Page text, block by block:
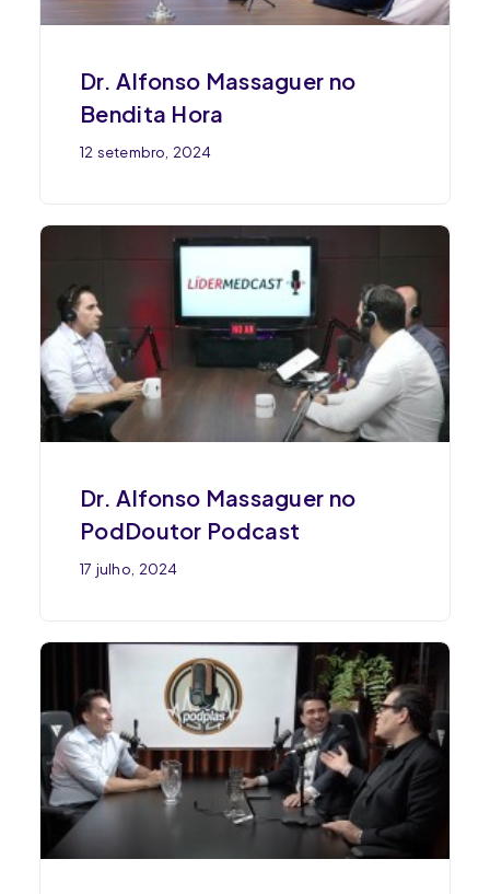
Dr. Alfonso Massaguer no
Bendita Hora
12 setembro, 2024
Dr. Alfonso Massaguer no
PodDoutor Podcast
17 julho, 2024